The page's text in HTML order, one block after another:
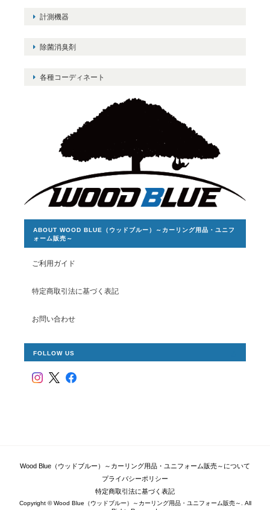
計測機器
除菌消臭剤
各種コーディネート
ABOUT WOOD BLUE（ウッドブルー）～カーリング用品・ユニフ
ォーム販売～
ご利用ガイド
特定商取引法に基づく表記
お問い合わせ
FOLLOW US
Wood Blue（ウッドブルー）～カーリング用品・ユニフォーム販売～について
プライバシーポリシー
特定商取引法に基づく表記
Copyright © Wood Blue（ウッドブルー）～カーリング用品・ユニフォーム販売～. All